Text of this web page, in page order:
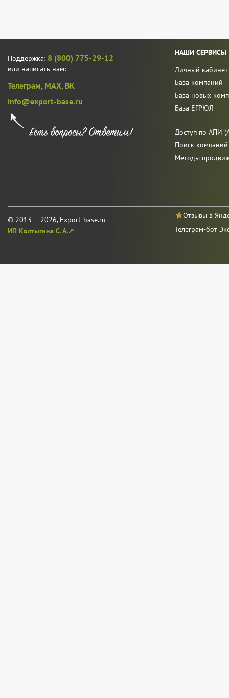
Поддержка: 8 (800) 775-29-12
или написать нам:
Телеграм, MAX, ВК
info@export-base.ru
© 2013 — 2026, Export-base.ru
ИП Колтыгина С. А.↗
НАШИ СЕРВИСЫ
Личный кабинет
База компаний
База новых
База ЕГРЮЛ
Доступ по АПИ
Поиск
Методы
Отзывы в
Телеграм-бот